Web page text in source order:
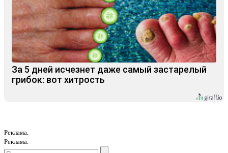
За 5 дней исчезнет даже самый застарелый
грибок: вот хитрость
Реклама.
Реклама.